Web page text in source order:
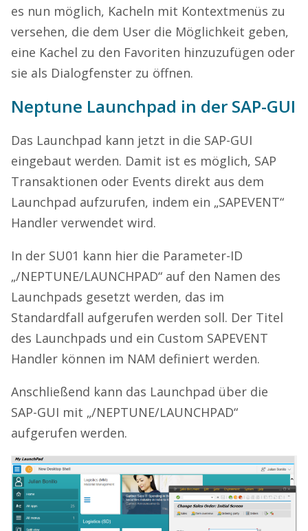
es nun möglich, Kacheln mit Kontextmenüs zu
versehen, die dem User die Möglichkeit geben,
eine Kachel zu den Favoriten hinzuzufügen oder
sie als Dialogfenster zu öffnen.
Neptune Launchpad in der SAP-GUI
Das Launchpad kann jetzt in die SAP-GUI
eingebaut werden. Damit ist es möglich, SAP
Transaktionen oder Events direkt aus dem
Launchpad aufzurufen, indem ein „SAPEVENT“
Handler verwendet wird.
In der SU01 kann hier die Parameter-ID
„/NEPTUNE/LAUNCHPAD“ auf den Namen des
Launchpads gesetzt werden, das im
Standardfall aufgerufen werden soll. Der Titel
des Launchpads und ein Custom SAPEVENT
Handler können im NAM definiert werden.
Anschließend kann das Launchpad über die
SAP-GUI mit „/NEPTUNE/LAUNCHPAD“
aufgerufen werden.